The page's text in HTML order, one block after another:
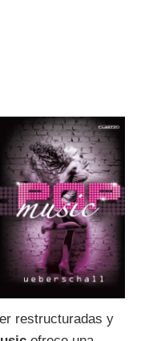
restructuradas y